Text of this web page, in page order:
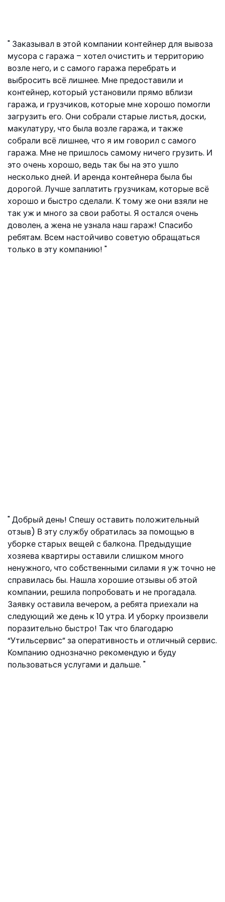
Заказывал в этой компании контейнер для вывоза
мусора с гаража – хотел очистить и территорию
возле него, и с самого гаража перебрать и
выбросить всё лишнее. Мне предоставили и
контейнер, который установили прямо вблизи
гаража, и грузчиков, которые мне хорошо помогли
загрузить его. Они собрали старые листья, доски,
макулатуру, что была возле гаража, и также
собрали всё лишнее, что я им говорил с самого
гаража. Мне не пришлось самому ничего грузить. И
это очень хорошо, ведь так бы на это ушло
несколько дней. И аренда контейнера была бы
дорогой. Лучше заплатить грузчикам, которые всё
хорошо и быстро сделали. К тому же они взяли не
так уж и много за свои работы. Я остался очень
доволен, а жена не узнала наш гараж! Спасибо
ребятам. Всем настойчиво советую обращаться
только в эту компанию!
Добрый день! Спешу оставить положительный
отзыв) В эту службу обратилась за помощью в
уборке старых вещей с балкона. Предыдущие
хозяева квартиры оставили слишком много
ненужного, что собственными силами я уж точно не
справилась бы. Нашла хорошие отзывы об этой
компании, решила попробовать и не прогадала.
Заявку оставила вечером, а ребята приехали на
следующий же день к 10 утра. И уборку произвели
поразительно быстро! Так что благодарю
“Утильсервис” за оперативность и отличный сервис.
Компанию однозначно рекомендую и буду
пользоваться услугами и дальше.